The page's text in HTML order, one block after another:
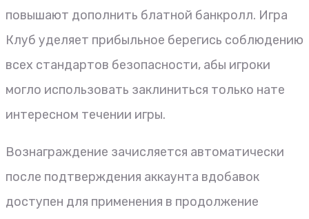
повышают дополнить блатной банкролл. Игра
Клуб уделяет прибыльное берегись соблюдению
всех стандартов безопасности, абы игроки
могло использовать заклиниться только нате
интересном течении игры.
Вознаграждение зачисляется автоматически
после подтверждения аккаунта вдобавок
доступен для применения в продолжение